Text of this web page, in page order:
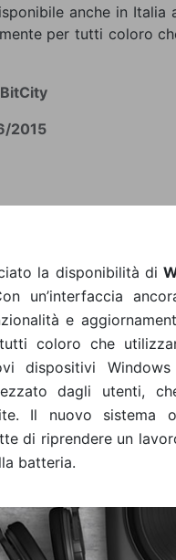
anche in Italia
per tutti coloro
2015
la disponibilità di
un’interfaccia
e
coloro che
dispositivi
dagli utenti,
Il nuovo sistema
di riprendere un
batteria.